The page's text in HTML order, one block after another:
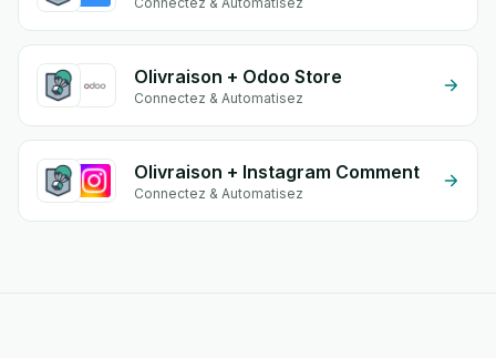
Olivraison + Odoo Store
Connectez & Automatisez
Olivraison + Instagram Comment
Connectez & Automatisez